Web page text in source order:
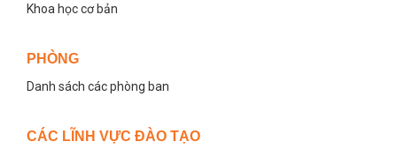
Khoa học cơ bản
PHÒNG
Danh sách các phòng ban
CÁC LĨNH VỰC ĐÀO TẠO